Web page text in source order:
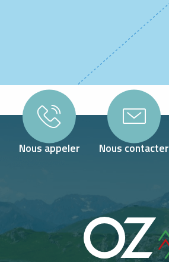
Nous appeler Nous contacter